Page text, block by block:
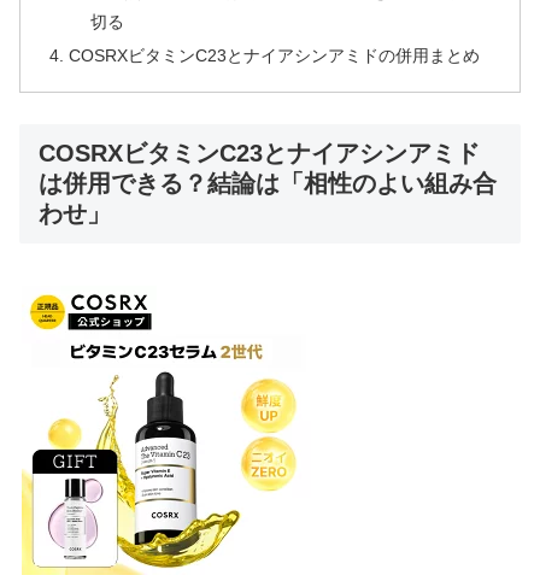
切る
COSRXビタミンC23とナイアシンアミドの併用まとめ
COSRXビタミンC23とナイアシンアミド
は併用できる？結論は「相性のよい組み合
わせ」